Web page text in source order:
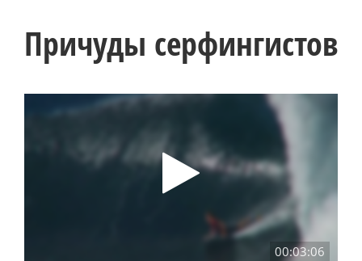
Причуды серфингистов
00:03:06